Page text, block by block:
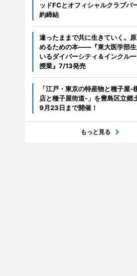
ッドFCとオフィシャルクラブパ
約締結
違ったままで共に生きていく。
めるための本――『東大医学部生
いるダイバーシティ＆インクル
授業』7/13発売
「江戸・東京の特産物と種子屋-
店と種子屋街道-」を豊島区立郷
9月23日まで開催！
もっと見る